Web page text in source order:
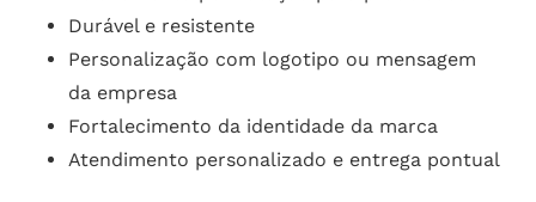
Durável e resistente
Personalização com logotipo ou mensagem
da empresa
Fortalecimento da identidade da marca
Atendimento personalizado e entrega pontual